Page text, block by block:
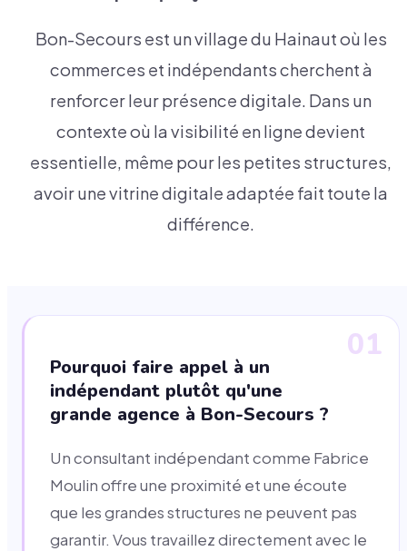
Bon-Secours est un village du Hainaut où les
commerces et indépendants cherchent à
renforcer leur présence digitale. Dans un
contexte où la visibilité en ligne devient
essentielle, même pour les petites structures,
avoir une vitrine digitale adaptée fait toute la
différence.
01
Pourquoi faire appel à un
indépendant plutôt qu'une
grande agence à Bon-Secours ?
Un consultant indépendant comme Fabrice
Moulin offre une proximité et une écoute
que les grandes structures ne peuvent pas
garantir. Vous travaillez directement avec le